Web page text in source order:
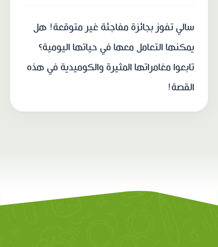
سالي تفوز بجائزة مفاجئة غير متوقعة! هل
يمكنها التعامل معها في حياتها اليومية؟
تابعوا مغامراتها المثيرة والكوميدية في هذه
القصة!